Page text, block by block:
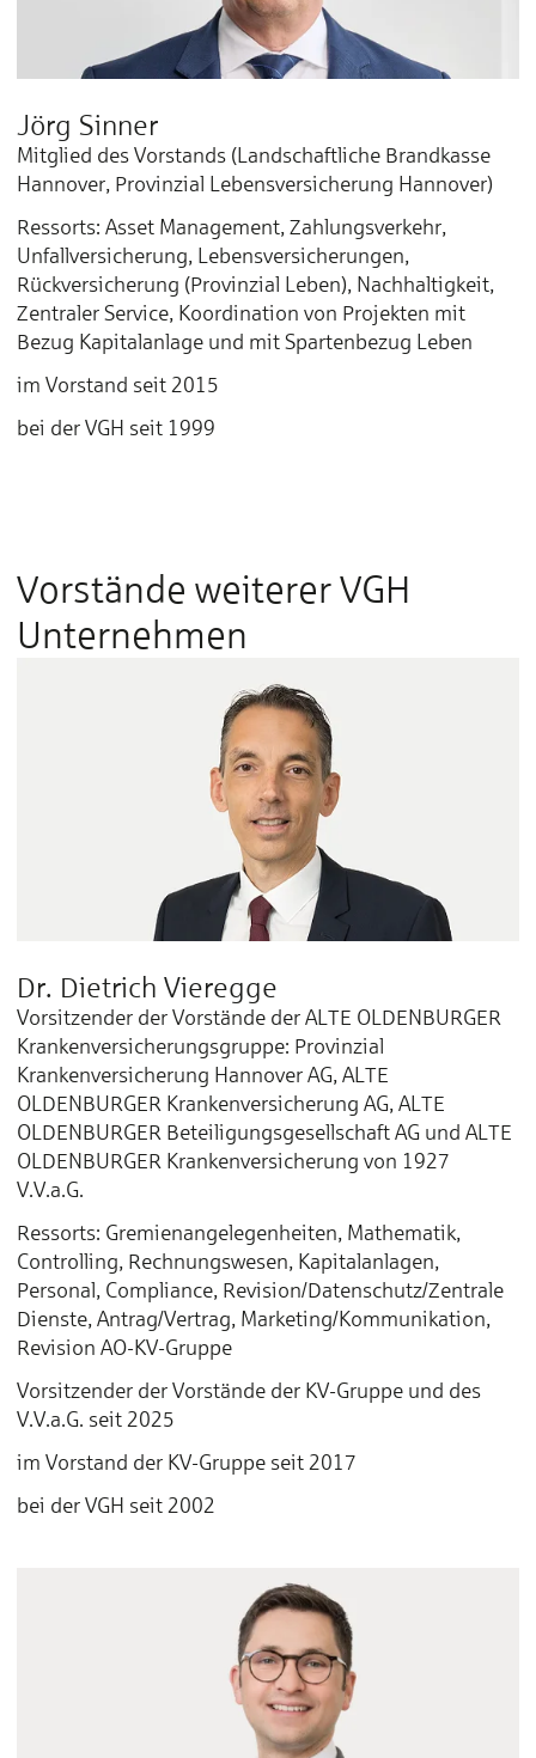
Jörg Sinner
Mitglied des Vorstands (Landschaftliche Brandkasse
Hannover, Provinzial Lebensversicherung Hannover)
Ressorts: Asset Management, Zahlungsverkehr,
Unfallversicherung, Lebensversicherungen,
Rückversicherung (Provinzial Leben), Nachhaltigkeit,
Zentraler Service, Koordination von Projekten mit
Bezug Kapitalanlage und mit Spartenbezug Leben
im Vorstand seit 2015
bei der VGH seit 1999
Vorstände weiterer VGH
Unternehmen
Dr. Dietrich Vieregge
Vorsitzender der Vorstände der ALTE OLDENBURGER
Krankenversicherungsgruppe: Provinzial
Krankenversicherung Hannover AG, ALTE
OLDENBURGER Krankenversicherung AG, ALTE
OLDENBURGER Beteiligungsgesellschaft AG und ALTE
OLDENBURGER Krankenversicherung von 1927
V.V.a.G.
Ressorts: Gremienangelegenheiten, Mathematik,
Controlling, Rechnungswesen, Kapitalanlagen,
Personal, Compliance, Revision/Datenschutz/Zentrale
Dienste, Antrag/Vertrag, Marketing/Kommunikation,
Revision AO-KV-Gruppe
Vorsitzender der Vorstände der KV-Gruppe und des
V.V.a.G. seit 2025
im Vorstand der KV-Gruppe seit 2017
bei der VGH seit 2002